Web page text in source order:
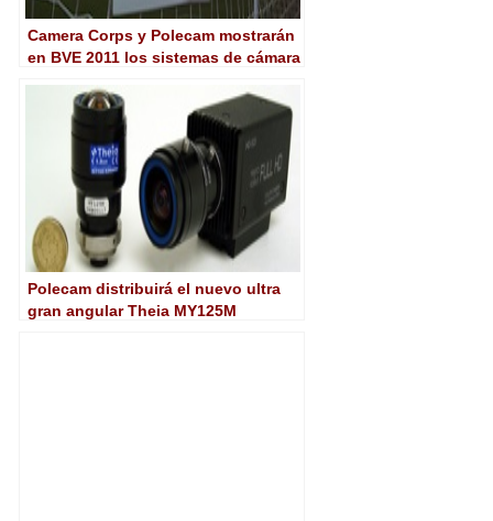
Camera Corps y Polecam mostrarán
en BVE 2011 los sistemas de cámara
Polecam distribuirá el nuevo ultra
gran angular Theia MY125M